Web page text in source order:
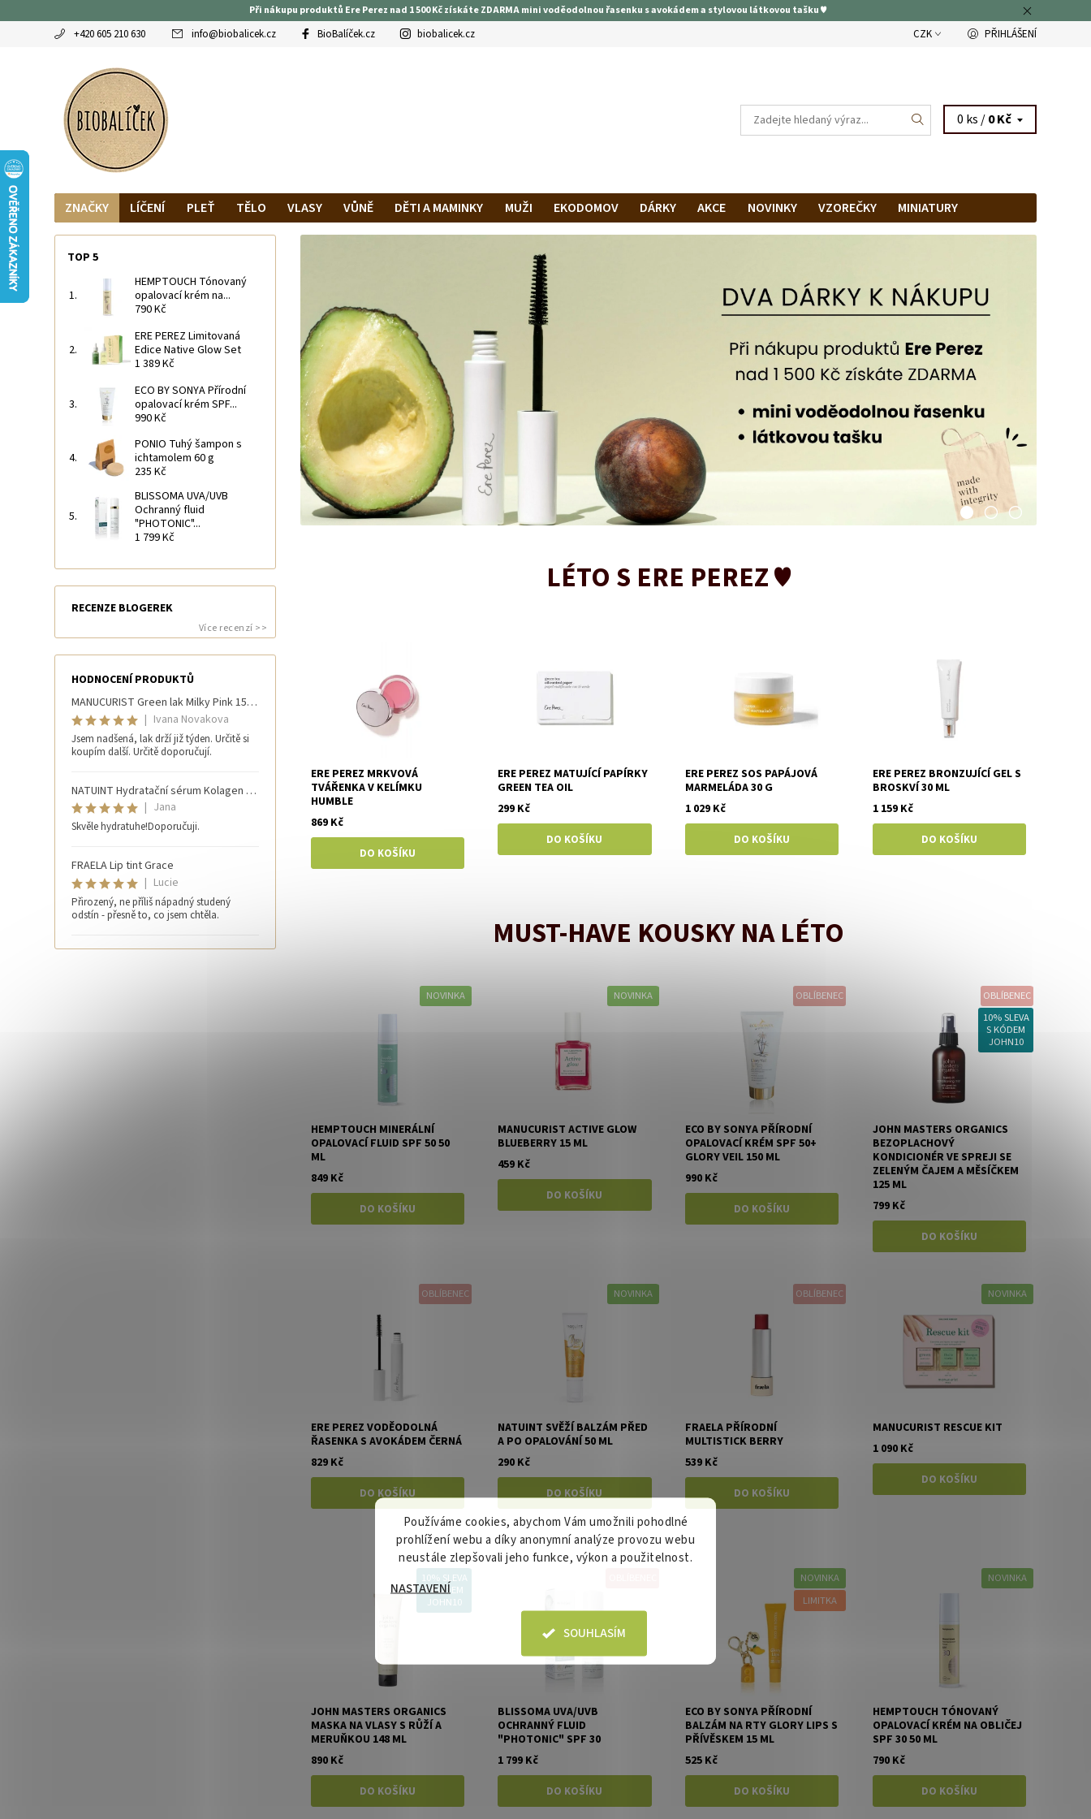
Při nákupu produktů Ere Perez nad 1 500 Kč získáte ZDARMA mini voděodolnou řasenku s avokádem a stylovou látkovou tašku ♥
+420 605 210 630 info@biobalicek.cz BioBalíček.cz biobalicek.cz CZK PŘIHLÁŠENÍ
0 ks /0 Kč
ZNAČKY LÍČENÍ PLEŤ TĚLO VLASY VŮNĚ DĚTI A MAMINKY MUŽI EKODOMOV DÁRKY AKCE NOVINKY VZOREČKY
MINIATURY
OBLÍBENCI
MAGAZÍN RECENZE BLOGEREK DOPRAVA A PLATBA HODNOCENÍ OBCHODU VĚRNOSTNÍ PROGRAM PRODEJNA
LÉTO S ERE PEREZ ♥
ERE PEREZ MRKVOVÁ
TVÁŘENKA V KELÍMKU
HUMBLE
869 Kč
ERE PEREZ MATUJÍCÍ PAPÍRKY
GREEN TEA OIL
299 Kč
ERE PEREZ SOS PAPÁJOVÁ
MARMELÁDA 30 G
1 029 Kč
ERE PEREZ BRONZUJÍCÍ GEL S
BROSKVÍ 30 ML
1 159 Kč
MUST-HAVE KOUSKY NA LÉTO
NOVINKA
HEMPTOUCH MINERÁLNÍ
OPALOVACÍ FLUID SPF 50 50
ML
849 Kč
NOVINKA
MANUCURIST ACTIVE GLOW
BLUEBERRY 15 ML
459 Kč
OBLÍBENEC
ECO BY SONYA PŘÍRODNÍ
OPALOVACÍ KRÉM SPF 50+
GLORY VEIL 150 ML
990 Kč
OBLÍBENEC
10% SLEVA
S KÓDEM
JOHN10
JOHN MASTERS ORGANICS
BEZOPLACHOVÝ
KONDICIONÉR VE SPREJI SE
ZELENÝM ČAJEM A MĚSÍČKEM
125 ML
799 Kč
OBLÍBENEC
ERE PEREZ VODĚODOLNÁ
ŘASENKA S AVOKÁDEM ČERNÁ
829 Kč
NOVINKA
NATUINT SVĚŽÍ BALZÁM PŘED
A PO OPALOVÁNÍ 50 ML
290 Kč
OBLÍBENEC
FRAELA PŘÍRODNÍ
MULTISTICK BERRY
539 Kč
NOVINKA
MANUCURIST RESCUE KIT
1 090 Kč
10% SLEVA
S KÓDEM
JOHN10
JOHN MASTERS ORGANICS
MASKA NA VLASY S RŮŽÍ A
MERUŇKOU 148 ML
890 Kč
BLISSOMA UVA/UVB
OCHRANNÝ FLUID
"PHOTONIC" SPF 30
1 799 Kč
NOVINKA
LIMITKA
ECO BY SONYA PŘÍRODNÍ
BALZÁM NA RTY GLORY LIPS S
PŘÍVĚSKEM 15 ML
525 Kč
NOVINKA
HEMPTOUCH TÓNOVANÝ
OPALOVACÍ KRÉM NA OBLIČEJ
SPF 30 50 ML
790 Kč
TOP 5
HEMPTOUCH Tónovaný
opalovací krém na...
790 Kč
ERE PEREZ Limitovaná
Edice Native Glow Set
1 389 Kč
ECO BY SONYA Přírodní
opalovací krém SPF...
990 Kč
PONIO Tuhý šampon s
ichtamolem 60 g
235 Kč
BLISSOMA UVA/UVB
Ochranný fluid
"PHOTONIC"...
1 799 Kč
RECENZE BLOGEREK
Více recenzí >>
HODNOCENÍ PRODUKTŮ
MANUCURIST Green lak Milky Pink 15 ml
| Ivana Novakova
Jsem nadšená, lak drží již týden. Určitě si
koupím další. Určitě doporučují.
NATUINT Hydratační sérum Kolagen 30 ml
| Jana
Skvěle hydratuhe!Doporučuji.
FRAELA Lip tint Grace
| Lucie
Přirozený, ne příliš nápadný studený
odstín - přesně to, co jsem chtěla.
Používáme cookies, abychom Vám umožnili pohodlné
prohlížení webu a díky anonymní analýze provozu webu
neustále zlepšovali jeho funkce, výkon a použitelnost.
NASTAVENÍ
SOUHLASÍM